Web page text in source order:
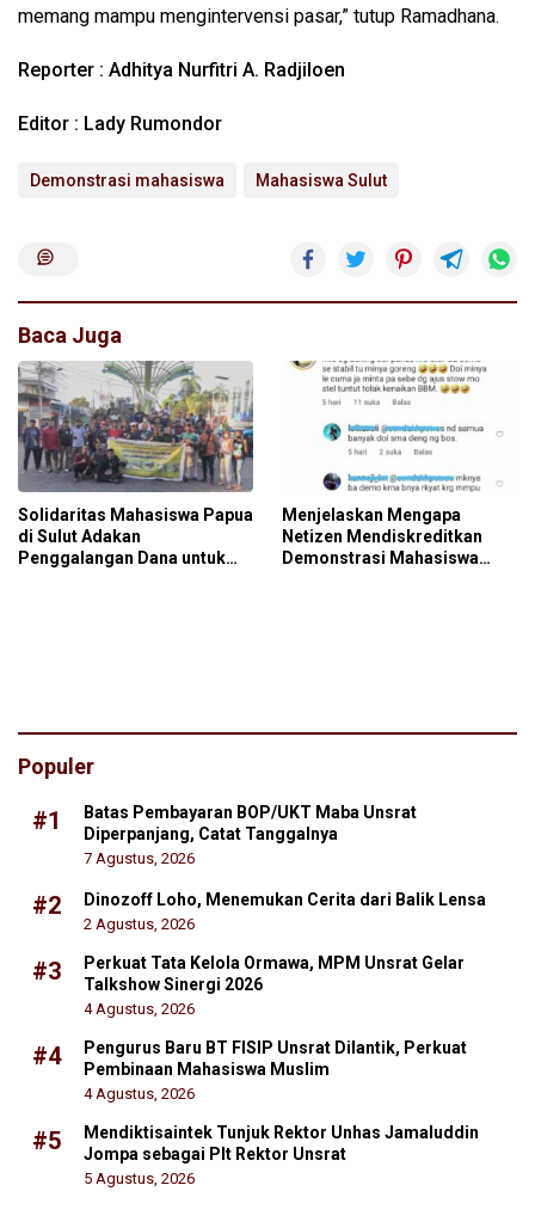
memang mampu mengintervensi pasar,” tutup Ramadhana.
Reporter : Adhitya Nurfitri A. Radjiloen
Editor : Lady Rumondor
Demonstrasi mahasiswa Mahasiswa Sulut
Baca Juga
Solidaritas Mahasiswa Papua
di Sulut Adakan
Penggalangan Dana untuk
Menjelaskan Mengapa
Netizen Mendiskreditkan
Demonstrasi Mahasiswa
Populer
#1
Batas Pembayaran BOP/UKT Maba Unsrat
Diperpanjang, Catat Tanggalnya
7 Agustus, 2026
#2 Dinozoff Loho, Menemukan Cerita dari Balik Lensa
2 Agustus, 2026
#3
Perkuat Tata Kelola Ormawa, MPM Unsrat Gelar
Talkshow Sinergi 2026
4 Agustus, 2026
#4
Pengurus Baru BT FISIP Unsrat Dilantik, Perkuat
Pembinaan Mahasiswa Muslim
4 Agustus, 2026
#5
Mendiktisaintek Tunjuk Rektor Unhas Jamaluddin
Jompa sebagai Plt Rektor Unsrat
5 Agustus, 2026